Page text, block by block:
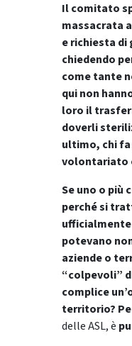
Il comitato
massacrata
e richiesta
chiedendo
come tante
qui non
loro il
doverli
ultimo, chi
volontariato
Se uno o più
perché si
ufficialmente
potevano
aziende o
“colpevoli”
complice
territorio?
delle ASL, è